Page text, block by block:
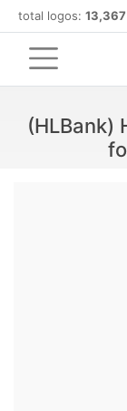
total logos: 13,367
(HLBank)